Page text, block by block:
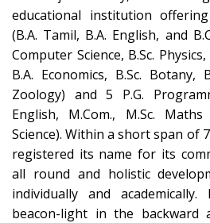
educational institution
(B.A. Tamil, B.A. English, and
Computer Science, B.Sc. Physics,
B.A. Economics, B.Sc. Botany,
Zoology) and 5 P.G.
English, M.Com., M.Sc.
Science). Within a short span of
registered its name for its
all round and holistic
individually and
beacon-light in the backward